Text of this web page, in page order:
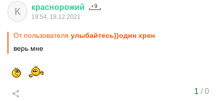
К краснорожий
19:54, 18.12.2021
От пользователя улыбайтесь))один хрен
верь мне
1 /0